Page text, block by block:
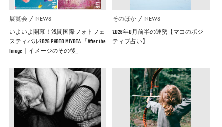
展覧会 NEWS
いよいよ開幕！浅間国際フォトフェ
スティバル2026 PHOTO MIYOTA 「After the
Image｜イメージのその後」
そのほか NEWS
2026年8月前半の運勢【マコのポジ
ティブ占い】